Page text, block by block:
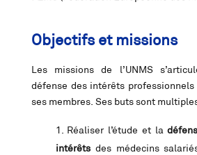
Objectifs et missions
Les missions de l’UNMS
défense des intérêts
ses membres. Ses buts sont
Réaliser l’étude et la
intérêtsdes médecins